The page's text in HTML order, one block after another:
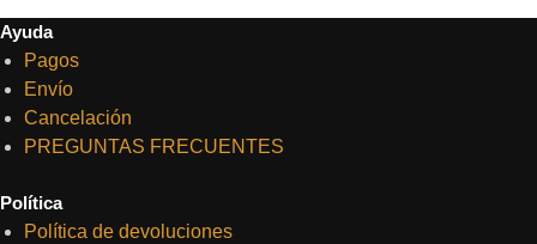
Ayuda
Pagos
Envío
Cancelación
PREGUNTAS FRECUENTES
Política
Política de devoluciones